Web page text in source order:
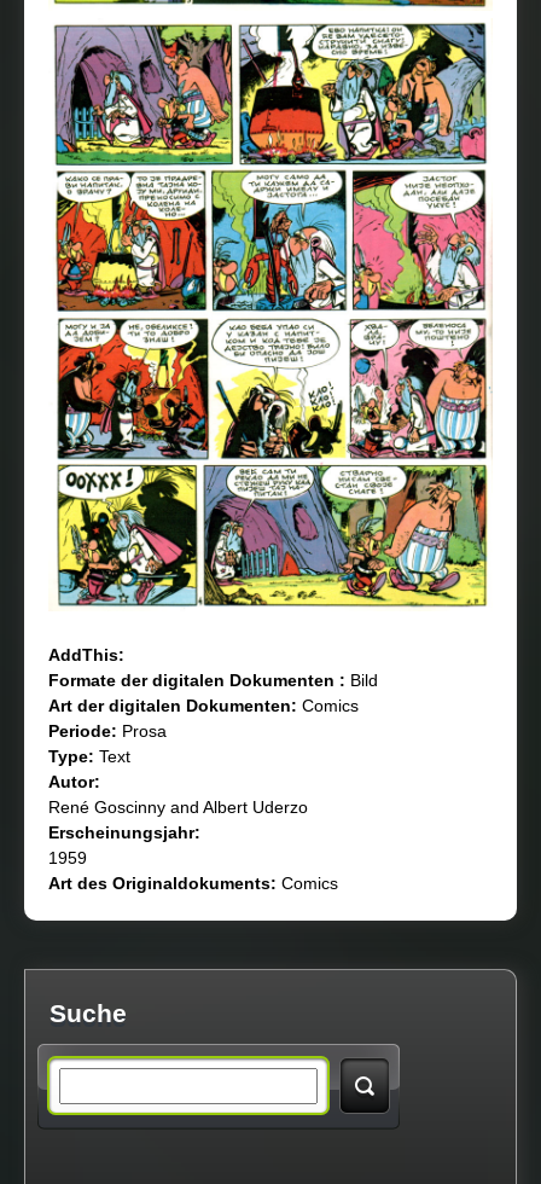
AddThis:
Formate der digitalen Dokumenten : Bild
Art der digitalen Dokumenten: Comics
Periode: Prosa
Type: Text
Autor:
René Goscinny and Albert Uderzo
Erscheinungsjahr:
1959
Art des Originaldokuments: Comics
Suche